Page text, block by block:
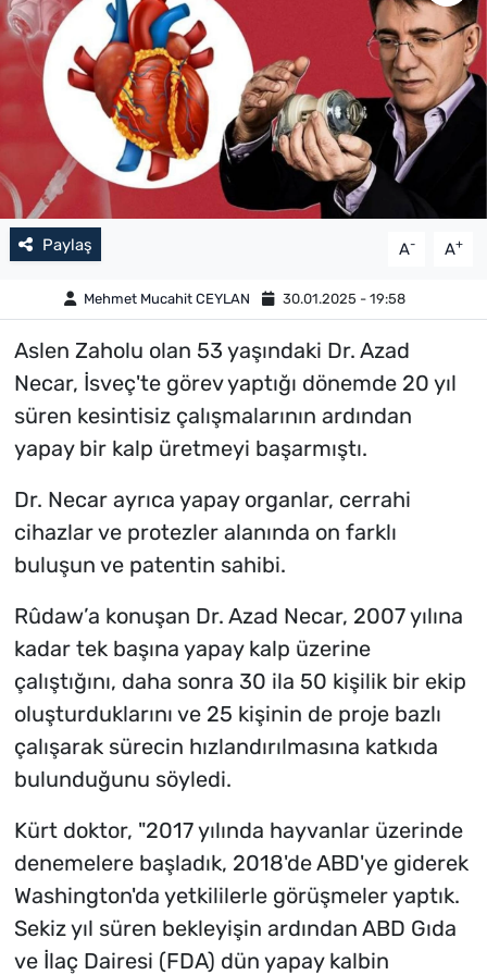
Paylaş A- A+
Mehmet Mucahit CEYLAN 30.01.2025 - 19:58
Aslen Zaholu olan 53 yaşındaki Dr. Azad
Necar, İsveç'te görev yaptığı dönemde 20 yıl
süren kesintisiz çalışmalarının ardından
yapay bir kalp üretmeyi başarmıştı.
Dr. Necar ayrıca yapay organlar, cerrahi
cihazlar ve protezler alanında on farklı
buluşun ve patentin sahibi.
Rûdaw’a konuşan Dr. Azad Necar, 2007 yılına
kadar tek başına yapay kalp üzerine
çalıştığını, daha sonra 30 ila 50 kişilik bir ekip
oluşturduklarını ve 25 kişinin de proje bazlı
çalışarak sürecin hızlandırılmasına katkıda
bulunduğunu söyledi.
Kürt doktor, "2017 yılında hayvanlar üzerinde
denemelere başladık, 2018'de ABD'ye giderek
Washington'da yetkililerle görüşmeler yaptık.
Sekiz yıl süren bekleyişin ardından ABD Gıda
ve İlaç Dairesi (FDA) dün yapay kalbin